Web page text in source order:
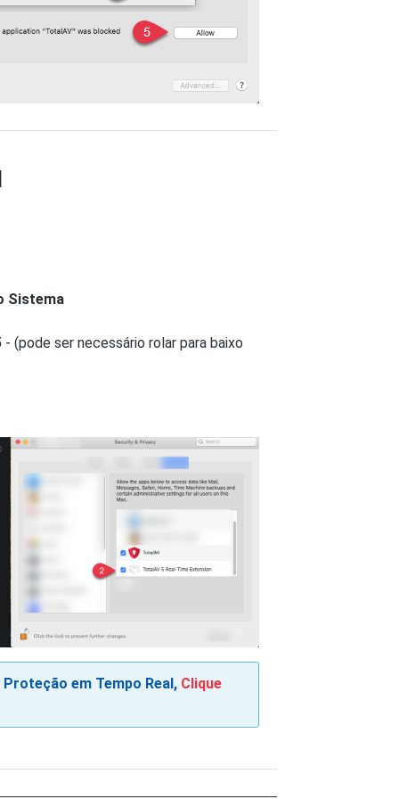
Sistema
- (pode ser necessário rolar para baixo
em Tempo Real, Clique